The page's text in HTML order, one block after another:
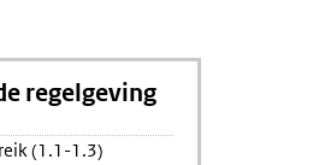
regelgeving
(1.1-1.3)